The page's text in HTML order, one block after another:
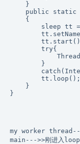
    }
public static
    {
sleep tt
        try{
        }
        tt.loop();
    }
}
my worker thread---
main--->>刚进入loop